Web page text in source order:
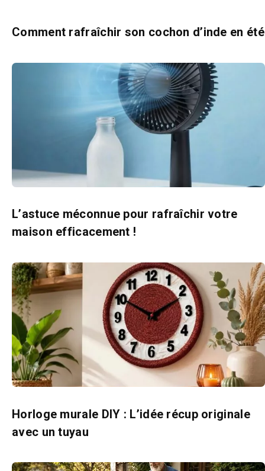
Comment rafraîchir son cochon d’inde en été
L’astuce méconnue pour rafraîchir votre
maison efficacement !
Horloge murale DIY : L’idée récup originale
avec un tuyau